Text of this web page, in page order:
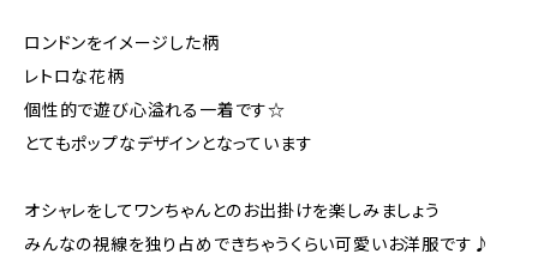
ロンドンをイメージした柄
レトロな花柄
個性的で遊び心溢れる一着です☆
とてもポップなデザインとなっています
オシャレをしてワンちゃんとのお出掛けを楽しみましょう
みんなの視線を独り占めできちゃうくらい可愛いお洋服です♪